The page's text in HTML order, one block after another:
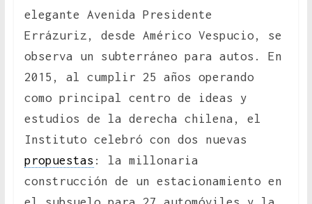
elegante Avenida Presidente
Errázuriz, desde Américo Vespucio, se
observa un subterráneo para autos. En
2015, al cumplir 25 años operando
como principal centro de ideas y
estudios de la derecha chilena, el
Instituto celebró con dos nuevas
propuestas : la millonaria
construcción de un estacionamiento en